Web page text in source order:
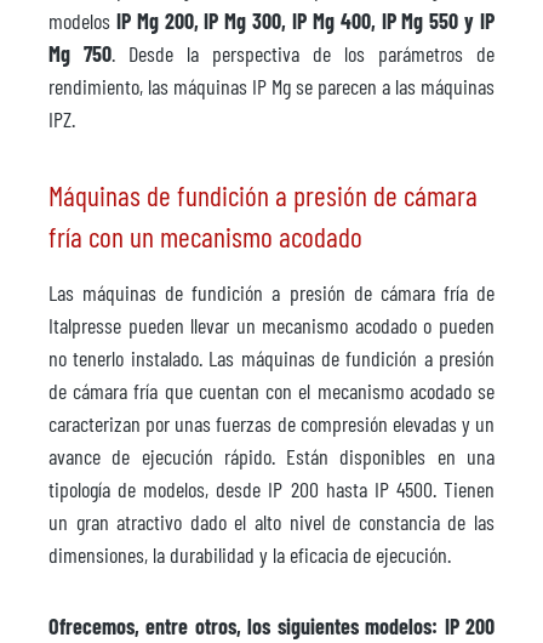
modelos IP Mg 200, IP Mg 300, IP Mg 400, IP Mg 550 y IP
Mg 750. Desde la perspectiva de los parámetros de
rendimiento, las máquinas IP Mg se parecen a las máquinas
IPZ.
Máquinas de fundición a presión de cámara
fría con un mecanismo acodado
Las máquinas de fundición a presión de cámara fría de
Italpresse pueden llevar un mecanismo acodado o pueden
no tenerlo instalado. Las máquinas de fundición a presión
de cámara fría que cuentan con el mecanismo acodado se
caracterizan por unas fuerzas de compresión elevadas y un
avance de ejecución rápido. Están disponibles en una
tipología de modelos, desde IP 200 hasta IP 4500. Tienen
un gran atractivo dado el alto nivel de constancia de las
dimensiones, la durabilidad y la eficacia de ejecución.
Ofrecemos, entre otros, los siguientes modelos: IP 200